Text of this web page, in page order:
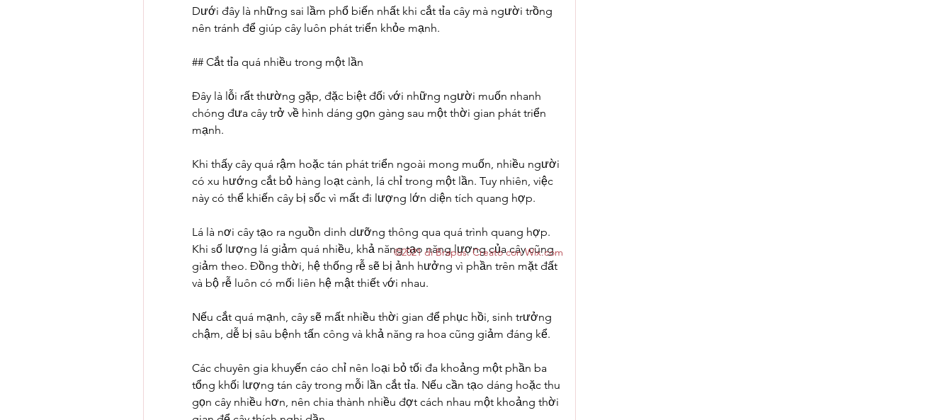
Dưới đây là những sai lầm phổ biến nhất khi cắt tỉa cây mà người trồng
nên tránh để giúp cây luôn phát triển khỏe mạnh.
## Cắt tỉa quá nhiều trong một lần
Đây là lỗi rất thường gặp, đặc biệt đối với những người muốn nhanh
chóng đưa cây trở về hình dáng gọn gàng sau một thời gian phát triển
mạnh.
Khi thấy cây quá rậm hoặc tán phát triển ngoài mong muốn, nhiều người
có xu hướng cắt bỏ hàng loạt cành, lá chỉ trong một lần. Tuy nhiên, việc
này có thể khiến cây bị sốc vì mất đi lượng lớn diện tích quang hợp.
Lá là nơi cây tạo ra nguồn dinh dưỡng thông qua quá trình quang hợp.
Khi số lượng lá giảm quá nhiều, khả năng tạo năng lượng của cây cũng
giảm theo. Đồng thời, hệ thống rễ sẽ bị ảnh hưởng vì phần trên mặt đất
và bộ rễ luôn có mối liên hệ mật thiết với nhau.
Nếu cắt quá mạnh, cây sẽ mất nhiều thời gian để phục hồi, sinh trưởng
chậm, dễ bị sâu bệnh tấn công và khả năng ra hoa cũng giảm đáng kể.
Các chuyên gia khuyến cáo chỉ nên loại bỏ tối đa khoảng một phần ba
tổng khối lượng tán cây trong mỗi lần cắt tỉa. Nếu cần tạo dáng hoặc thu
gọn cây nhiều hơn, nên chia thành nhiều đợt cách nhau một khoảng thời
©2021 di Brapus. Creato con Wix.com